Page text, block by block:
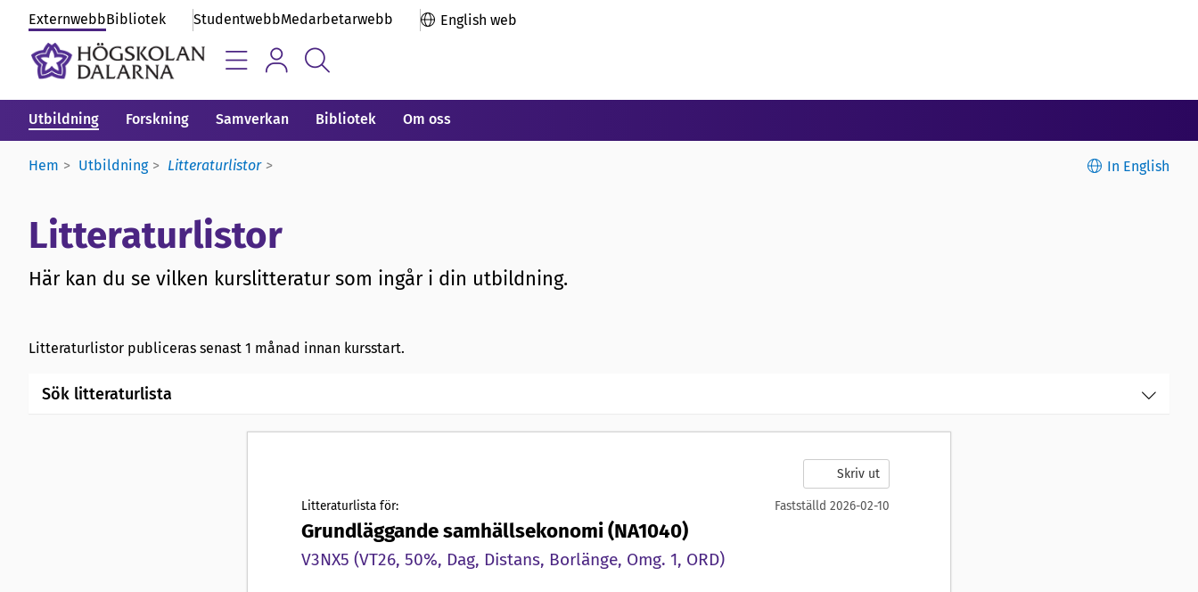
ExternwebbBibliotek StudentwebbMedarbetarwebb English web
Utbildning Forskning Samverkan Bibliotek Om oss
Hem Utbildning Litteraturlistor In English
Litteraturlistor
Här kan du se vilken kurslitteratur som ingår i din utbildning.
Litteraturlistor publiceras senast 1 månad innan kursstart.
Sök litteraturlista
Skriv ut
Litteraturlista för: Fastställd 2026-02-10
Grundläggande samhällsekonomi (NA1040)
V3NX5 (VT26, 50%, Dag, Distans, Borlänge, Omg. 1, ORD)